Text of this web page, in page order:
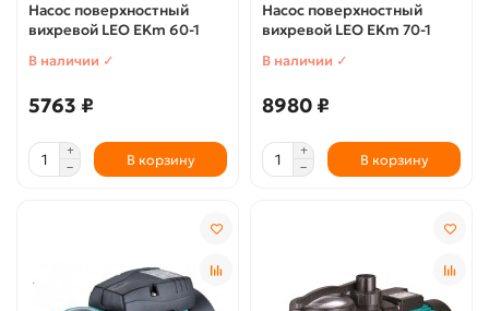
Насос поверхностный
вихревой LEO EKm 60-1
В наличии ✓
5763 ₽
В корзину
Насос поверхностный
вихревой LEO EKm 70-1
В наличии ✓
8980 ₽
В корзину